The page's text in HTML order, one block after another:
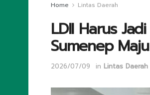
Home Lintas Daerah
LDII Harus
Sumenep
2026/07/09 in Lintas Daerah